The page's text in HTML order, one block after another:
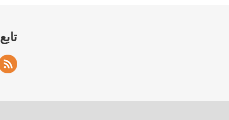
تابع UK in